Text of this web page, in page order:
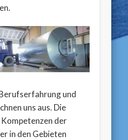
und
uns aus. Die
der
in den Gebieten